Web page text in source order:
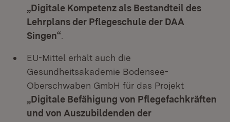
„Digitale Kompetenz als Bestandteil des
Lehrplans der Pflegeschule der DAA
Singen“
EU-Mittel erhält auch die
Gesundheitsakademie Bodensee-
Oberschwaben GmbH für das Projekt
„Digitale Befähigung von Pflegefachkräften
und von Auszubildenden der